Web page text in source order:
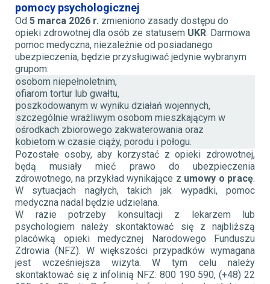
pomocy psychologicznej
Od 5 marca 2026 r. zmieniono zasady dostępu do
opieki zdrowotnej dla osób ze statusem UKR. Darmowa
pomoc medyczna, niezależnie od posiadanego
ubezpieczenia, będzie przysługiwać jedynie wybranym
grupom:
osobom niepełnoletnim,
ofiarom tortur lub gwałtu,
poszkodowanym w wyniku działań wojennych,
szczególnie wrażliwym osobom mieszkającym w
ośrodkach zbiorowego zakwaterowania oraz
kobietom w czasie ciąży, porodu i połogu.
Pozostałe osoby, aby korzystać z opieki zdrowotnej,
będą musiały mieć prawo do ubezpieczenia
zdrowotnego, na przykład wynikające z umowy o pracę.
W sytuacjach nagłych, takich jak wypadki, pomoc
medyczna nadal będzie udzielana.
W razie potrzeby konsultacji z lekarzem lub
psychologiem należy skontaktować się z najbliższą
placówką opieki medycznej Narodowego Funduszu
Zdrowia (NFZ). W większości przypadków wymagana
jest wcześniejsza wizyta. W tym celu należy
skontaktować się z infolinią NFZ: 800 190 590, (+48) 22